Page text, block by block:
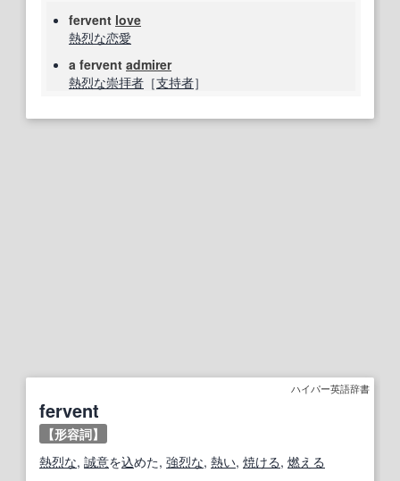
fervent love
熱烈な恋愛
a fervent admirer
熱烈な崇拝者 ［支持者］
ハイパー英語辞書
fervent
【形容詞】
熱烈な, 誠意を込めた, 強烈な, 熱い, 焼ける, 燃える